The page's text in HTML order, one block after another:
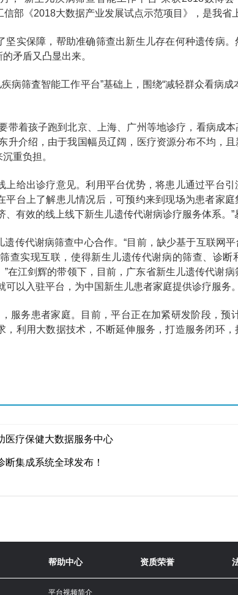
部《2018大数据产业发展试点示范项目》，是我省
实保障，帮助准确筛查出新生儿存在何种遗传病
矛盾又凸显出来。
病筛査智能工作平台”基础上，围绕“减轻群众看病成
带着孩子跑到北京、上海、广州等地诊疗，看病成
升介绍，由于我国幅员辽阔，医疗资源分布不均，
重负担。
给出诊疗意见。利用平台优势，将患儿通过平台
台上了解患儿情况后，可预约来到现场为患者家
有效的线上线下新生儿遗传代谢病诊疗服务体系。”
传代谢病筛查中心合作。“目前，缺少基于互联网
查实现互联，使得新生儿遗传代谢病的筛查、诊断
”在江剑辉的带领下，目前，广东省新生儿遗传代谢
以入驻平台，为中国新生儿患者家庭提供诊疗服务
服务患者家庭。目前，平台正在加紧研发阶段，预
利用大数据技术，不断延伸服务，打造服务闭环
医疗保健大数据服务中心
集成系统全球发布！
帮助中心
平台视频简介
资质荣誉